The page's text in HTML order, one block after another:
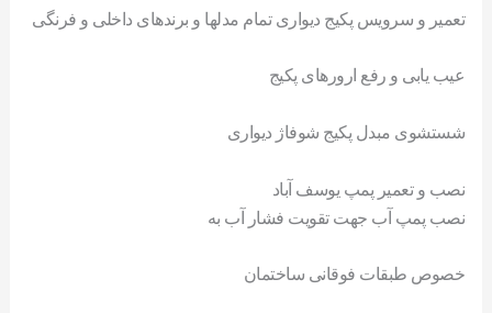
تعمیر و سرویس پکیج دیواری تمام مدلها و برندهای داخلی و فرنگی
عیب یابی و رفع ارورهای پکیج
شستشوی مبدل پکیج شوفاژ دیواری
نصب و تعمیر پمپ یوسف آباد
نصب پمپ آب جهت تقویت فشار آب به
خصوص طبقات فوقانی ساختمان